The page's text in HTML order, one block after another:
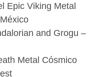
Epic Viking Metal
and Grogu –
Metal Cósmico